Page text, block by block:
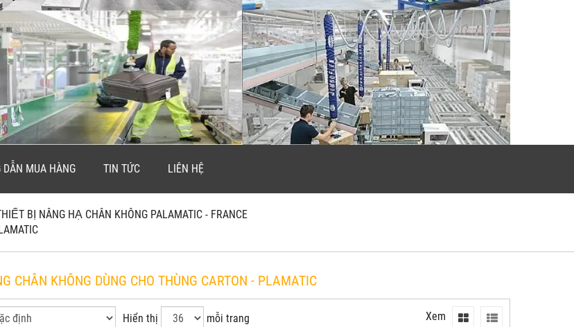
DẪN MUA HÀNG TIN TỨC LIÊN HỆ
BỊ NÂNG HẠ CHÂN KHÔNG PALAMATIC - FRANCE
CHÂN KHÔNG DÙNG CHO THÙNG CARTON - PLAMATIC
Hiển thị mỗi trang Xem